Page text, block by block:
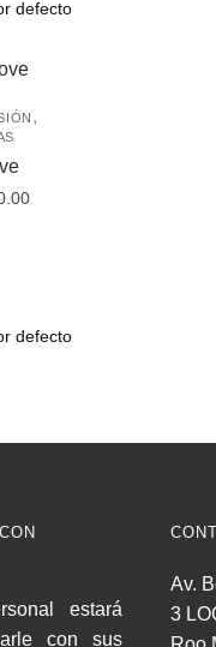
,
estará
con sus
Av.
3